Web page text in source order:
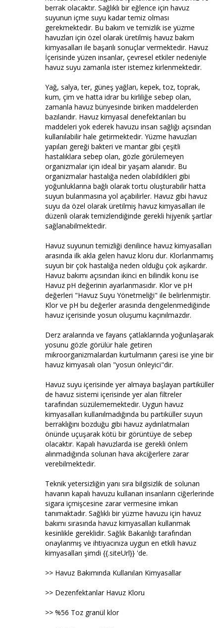
berrak olacaktır. Sağlıklı bir eğlence için havuz
suyunun içme suyu kadar temiz olması
gerekmektedir. Bu bakım ve temizlik ise yüzme
havuzları için özel olarak üretilmiş havuz bakım
kimyasalları ile başarılı sonuçlar vermektedir. Havuz
İçerisinde yüzen insanlar, çevresel etkiler nedeniyle
havuz suyu zamanla ister istemez kirlenmektedir.
Yağ, salya, ter, güneş yağları, kepek, toz, toprak,
kum, çim ve hatta idrar bu kirliliğe sebep olan,
zamanla havuz bünyesinde biriken maddelerden
bazılarıdır. Havuz kimyasal denefektanları bu
maddeleri yok ederek havuzu insan sağlığı açısından
kullanılabilir hale getirmektedir. Yüzme havuzları
yapıları gereği bakteri ve mantar gibi çeşitli
hastalıklara sebep olan, gözle görülemeyen
organizmalar için ideal bir yaşam alanıdır. Bu
organizmalar hastalığa neden olabildikleri gibi
yoğunluklarına bağlı olarak tortu oluşturabilir hatta
suyun bulanmasına yol açabilirler. Havuz gibi havuz
suyu da özel olarak üretilmiş havuz kimyasalları ile
düzenli olarak temizlendiğinde gerekli hijyenik şartlar
sağlanabilmektedir.
Havuz suyunun temizliği denilince havuz kimyasalları
arasında ilk akla gelen havuz kloru dur. Klorlanmamış
suyun bir çok hastalığa neden olduğu çok aşikardır.
Havuz bakımı açısından ikinci en bilindik konu ise
Havuz pH değerinin ayarlanmasıdır. Klor ve pH
değerleri "Havuz Suyu Yönetmeliği" ile belirlenmiştir.
Klor ve pH bu değerler arasında dengelenmediğinde
havuz içerisinde yosun oluşumu kaçınılmazdır.
Derz aralarında ve fayans çatlaklarında yoğunlaşarak
yosunu gözle görülür hale getiren
mikroorganizmalardan kurtulmanın çaresi ise yine bir
havuz kimyasalı olan "yosun önleyici"dir.
Havuz suyu içerisinde yer almaya başlayan partiküller
de havuz sistemi içerisinde yer alan filtreler
tarafından süzülememektedir. Uygun havuz
kimyasalları kullanılmadığında bu partiküller suyun
berraklığını bozduğu gibi havuz aydınlatmaları
önünde uçuşarak kötü bir görüntüye de sebep
olacaktır. Kapalı havuzlarda ise gerekli önlem
alınmadığında solunan hava akciğerlere zarar
verebilmektedir.
Teknik yetersizliğin yanı sıra bilgisizlik de solunan
havanın kapalı havuzu kullanan insanların ciğerlerinde
sigara içmişcesine zarar vermesine imkan
tanımaktadır. Sağlıklı bir yüzme havuzu için havuz
bakımı sırasında havuz kimyasalları kullanmak
kesinlikle gereklidir. Sağlık Bakanlığı tarafından
onaylanmış ve ihtiyacınıza uygun en etkili havuz
kimyasalları şimdi {{.siteUrl}} 'de.
>> Havuz Bakımında Kullanılan Kimyasallar
>> Dezenfektanlar Havuz Kloru
>> %56 Toz granül klor